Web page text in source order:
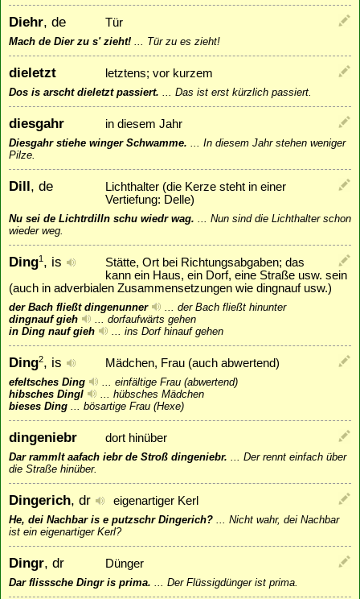
Diehr, de Tür
Mach de Dier zu s' zieht! Tür zu es zieht!
dieletzt letztens; vor kurzem
Dos is arscht dieletzt passiert. Das ist erst kürzlich passiert.
diesgahr in diesem Jahr
Diesgahr stiehe winger Schwamme.
In diesem Jahr stehen weniger
Pilze.
Dill, de
Lichthalter (die Kerze steht in einer
Vertiefung: Delle)
Nu sei de Lichtrdilln schu wiedr wag.
Nun sind die Lichthalter schon
wieder weg.
Ding1 , is
Stätte, Ort bei Richtungsabgaben; das
kann ein Haus, ein Dorf, eine Straße usw. sein
(auch in adverbialen Zusammensetzungen wie dingnauf usw.)
der Bach fließt dingenunner
der Bach fließt hinunter
dingnauf gieh
dorfaufwärts gehen
in Ding nauf gieh
ins Dorf hinauf gehen
Ding2, is Mädchen, Frau (auch abwertend)
efeltsches Ding
einfältige Frau (abwertend)
hibsches Dingl
hübsches Mädchen
bieses Ding
bösartige Frau (Hexe)
dingeniebr dort hinüber
Dar rammlt aafach iebr de Stroß dingeniebr.
Der rennt einfach über
die Straße hinüber.
Dingerich, dr eigenartiger Kerl
He, dei Nachbar is e putzschr Dingerich?
Nicht wahr, dei Nachbar
ist ein eigenartiger Kerl?
Dingr, dr Dünger
Dar flisssche Dingr is prima. Der Flüssigdünger ist prima.